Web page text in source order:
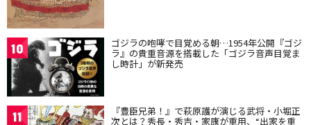
10 ゴジラの咆哮で目覚める朝…1954年公開『ゴジ
ラ』の貴重音源を搭載した「ゴジラ音声目覚ま
し時計」が新発売
11 『豊臣兄弟！』で萩原護が演じる武将・小堀正
次とは？秀長・秀吉・家康が重用、“出家を重